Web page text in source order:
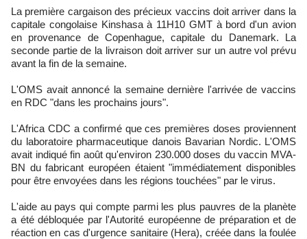
La première cargaison des précieux vaccins doit arriver dans la
capitale congolaise Kinshasa à 11H10 GMT à bord d'un avion
en provenance de Copenhague, capitale du Danemark. La
seconde partie de la livraison doit arriver sur un autre vol prévu
avant la fin de la semaine.
L'OMS avait annoncé la semaine dernière l'arrivée de vaccins
en RDC "dans les prochains jours".
L'Africa CDC a confirmé que ces premières doses proviennent
du laboratoire pharmaceutique danois Bavarian Nordic. L'OMS
avait indiqué fin août qu'environ 230.000 doses du vaccin MVA-
BN du fabricant européen étaient "immédiatement disponibles
pour être envoyées dans les régions touchées" par le virus.
L'aide au pays qui compte parmi les plus pauvres de la planète
a été débloquée par l'Autorité européenne de préparation et de
réaction en cas d'urgence sanitaire (Hera), créée dans la foulée